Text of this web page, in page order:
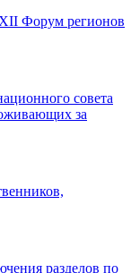
Форум регионов
совета
за
разделов по